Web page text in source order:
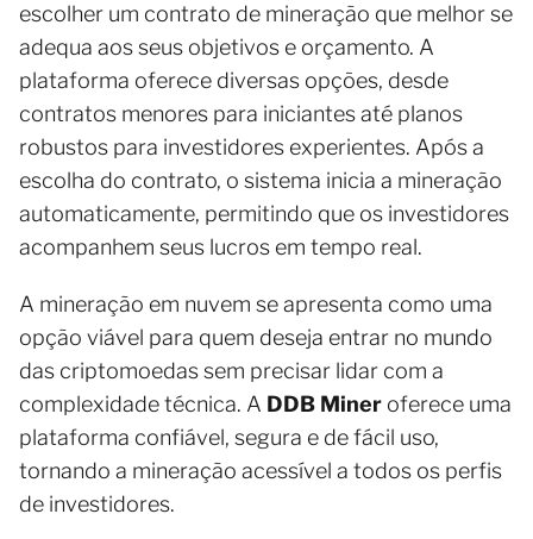
escolher um contrato de mineração que melhor se
adequa aos seus objetivos e orçamento. A
plataforma oferece diversas opções, desde
contratos menores para iniciantes até planos
robustos para investidores experientes. Após a
escolha do contrato, o sistema inicia a mineração
automaticamente, permitindo que os investidores
acompanhem seus lucros em tempo real.
A mineração em nuvem se apresenta como uma
opção viável para quem deseja entrar no mundo
das criptomoedas sem precisar lidar com a
complexidade técnica. A DDB Miner oferece uma
plataforma confiável, segura e de fácil uso,
tornando a mineração acessível a todos os perfis
de investidores.